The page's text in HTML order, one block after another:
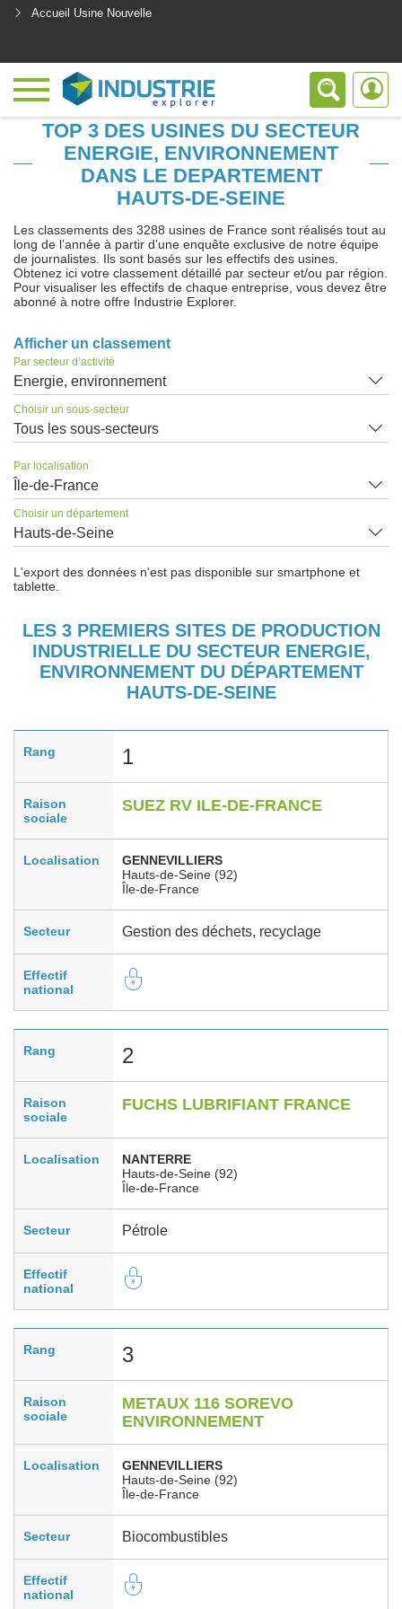
Accueil Usine Nouvelle
TOP 3 DES USINES DU SECTEUR
ENERGIE, ENVIRONNEMENT
DANS LE DEPARTEMENT
HAUTS-DE-SEINE
Les classements des 3288 usines de France sont réalisés tout au
long de l’année à partir d’une enquête exclusive de notre équipe
de journalistes. Ils sont basés sur les effectifs des usines.
Obtenez ici votre classement détaillé par secteur et/ou par région.
Pour visualiser les effectifs de chaque entreprise, vous devez être
abonné à notre offre Industrie Explorer.
Afficher un classement
Par secteur d’activité
Energie, environnement
Choisir un sous-secteur
Tous les sous-secteurs
Par localisation
Île-de-France
Choisir un département
Hauts-de-Seine
L'export des données n'est pas disponible sur smartphone et
tablette.
LES 3 PREMIERS SITES DE PRODUCTION
INDUSTRIELLE DU SECTEUR ENERGIE,
ENVIRONNEMENT DU DÉPARTEMENT
HAUTS-DE-SEINE
Rang 1
Raison
sociale
SUEZ RV ILE-DE-FRANCE
Localisation
GENNEVILLIERS
Hauts-de-Seine (92)
Île-de-France
Secteur Gestion des déchets, recyclage
Effectif
national
Rang 2
Raison
sociale
FUCHS LUBRIFIANT FRANCE
Localisation
NANTERRE
Hauts-de-Seine (92)
Île-de-France
Secteur Pétrole
Effectif
national
Rang 3
Raison
sociale
METAUX 116 SOREVO
ENVIRONNEMENT
Localisation
GENNEVILLIERS
Hauts-de-Seine (92)
Île-de-France
Secteur Biocombustibles
Effectif
national